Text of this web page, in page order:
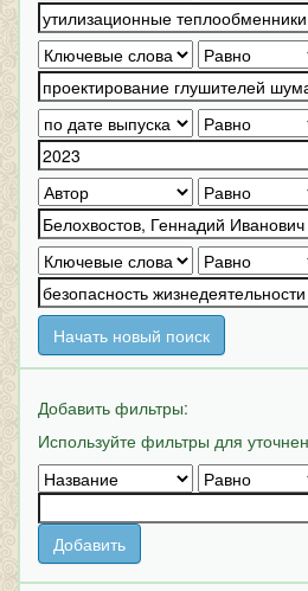
Начать новый поиск
Добавить фильтры:
Используйте фильтры для